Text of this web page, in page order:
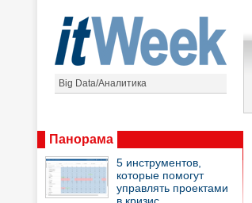
Big Data/Аналитика
Панорама
5 инструментов,
которые помогут
управлять проектами